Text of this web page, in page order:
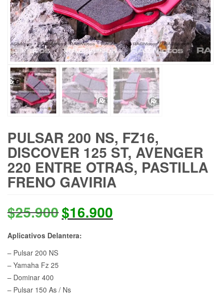
PULSAR 200 NS, FZ16,
DISCOVER 125 ST, AVENGER
220 ENTRE OTRAS, PASTILLA
FRENO GAVIRIA
$25.900El
precio
era:
$16.900
Aplicativos Delantera:
– Pulsar 200 NS
– Yamaha Fz 25
– Dominar 400
– Pulsar 150 As / Ns